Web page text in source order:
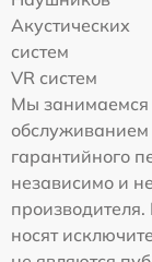
Акустических
систем
VR систем
Мы занимаемся
обслуживанием
гарантийного
независимо и
носят